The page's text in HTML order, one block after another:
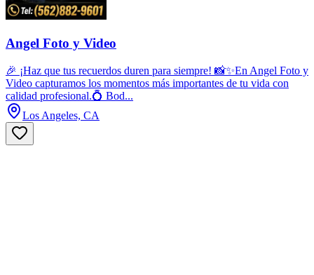
Angel Foto y Video
🎉 ¡Haz que tus recuerdos duren para siempre! 📸✨En Angel Foto y
Video capturamos los momentos más importantes de tu vida con
calidad profesional.💍 Bod...
Los Angeles, CA